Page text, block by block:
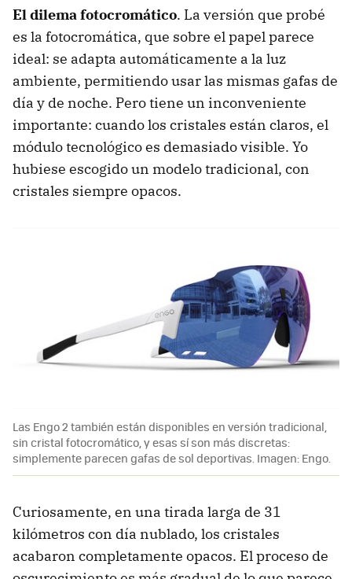
El dilema fotocromático. La versión que probé
es la fotocromática, que sobre el papel parece
ideal: se adapta automáticamente a la luz
ambiente, permitiendo usar las mismas gafas de
día y de noche. Pero tiene un inconveniente
importante: cuando los cristales están claros, el
módulo tecnológico es demasiado visible. Yo
hubiese escogido un modelo tradicional, con
cristales siempre opacos.
Las Engo 2 también están disponibles en versión tradicional,
sin cristal fotocromático, y esas sí son más discretas:
simplemente parecen gafas de sol deportivas. Imagen: Engo.
Curiosamente, en una tirada larga de 31
kilómetros con día nublado, los cristales
acabaron completamente opacos. El proceso de